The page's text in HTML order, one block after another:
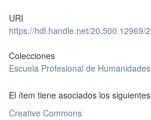
URI
https://hdl.handle.net/20.500.12969/
Colecciones
Escuela Profesional de
El ítem tiene asociados los
Creative Commons